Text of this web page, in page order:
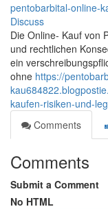
pentobarbital-online-
Discuss
Die Online- Kauf von
und rechtlichen
ein
ohne https://
kaufen-risiken-und-
Comments
Comments
Submit a Comment
No HTML